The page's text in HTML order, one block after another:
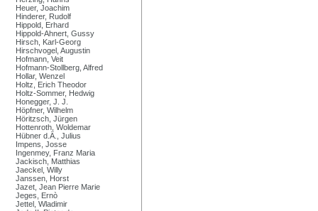
Heuer, Joachim
Hinderer, Rudolf
Hippold, Erhard
Hippold-Ahnert, Gussy
Hirsch, Karl-Georg
Hirschvogel, Augustin
Hofmann, Veit
Hofmann-Stollberg, Alfred
Hollar, Wenzel
Holtz, Erich Theodor
Holtz-Sommer, Hedwig
Honegger, J. J.
Höpfner, Wilhelm
Höritzsch, Jürgen
Hottenroth, Woldemar
Hübner d.Ä., Julius
Impens, Josse
Ingenmey, Franz Maria
Jackisch, Matthias
Jaeckel, Willy
Janssen, Horst
Jazet, Jean Pierre Marie
Jeges, Ernò
Jettel, Wladimir